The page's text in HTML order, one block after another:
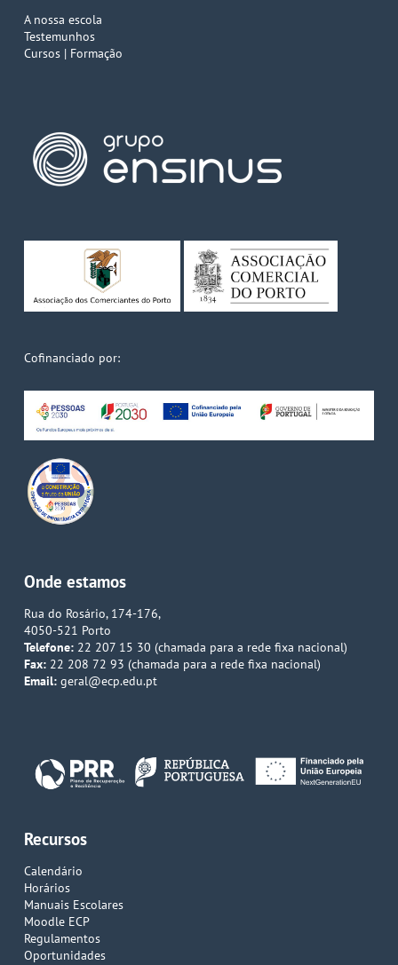
A nossa escola
Testemunhos
Cursos | Formação
Cofinanciado por:
Onde estamos
Rua do Rosário, 174-176,
4050-521 Porto
Telefone:22 207 15 30 (chamada para a rede fixa nacional)
Fax:22 208 72 93 (chamada para a rede fixa nacional)
Email: geral@ecp.edu.pt
Recursos
Calendário
Horários
Manuais Escolares
Moodle ECP
Regulamentos
Oportunidades